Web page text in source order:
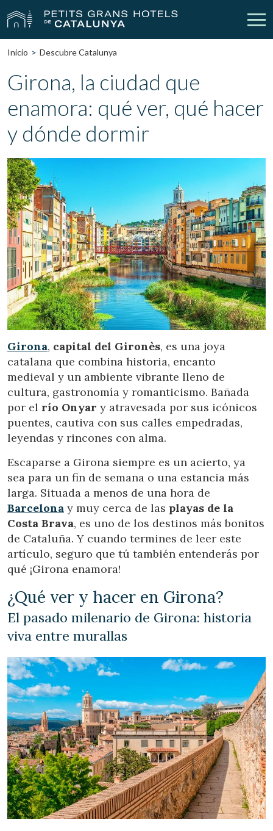
Nuestros Hoteles
Bodas Empresas
Cheques Regalo
Contacto Mi reserva
vpn_key Iniciar sesión person Crear cuenta
Ubicación/nombre del hotel
Inicio Descubre Catalunya
Girona, la ciudad que
enamora: qué ver, qué hacer
y dónde dormir
Girona, capital del Gironès, es una joya
catalana que combina historia, encanto
medieval y un ambiente vibrante lleno de
cultura, gastronomía y romanticismo. Bañada
por el río Onyar y atravesada por sus icónicos
puentes, cautiva con sus calles empedradas,
leyendas y rincones con alma.
Escaparse a Girona siempre es un acierto, ya
sea para un fin de semana o una estancia más
larga. Situada a menos de una hora de
Barcelona y muy cerca de las playas de la
Costa Brava, es uno de los destinos más bonitos
de Cataluña. Y cuando termines de leer este
artículo, seguro que tú también entenderás por
qué ¡Girona enamora!
¿Qué ver y hacer en Girona?
El pasado milenario de Girona: historia
viva entre murallas